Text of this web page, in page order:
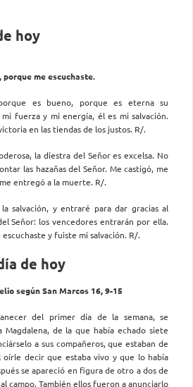
hoy
porque me escuchaste.
es bueno, porque es eterna su
mi fuerza y mi energía, él es mi salvación.
en las tiendas de los justos. R/.
la diestra del Señor es excelsa. No
las hazañas del Señor. Me castigó, me
entregó a la muerte. R/.
salvación, y entraré para dar gracias al
Señor: los vencedores entrarán por ella.
y fuiste mi salvación. R/.
de hoy
según San Marcos 16, 9-15
del primer día de la semana, se
de la que había echado siete
a sus compañeros, que estaban de
oírle decir que estaba vivo y que lo había
se apareció en figura de otro a dos de
campo. También ellos fueron a anunciarlo